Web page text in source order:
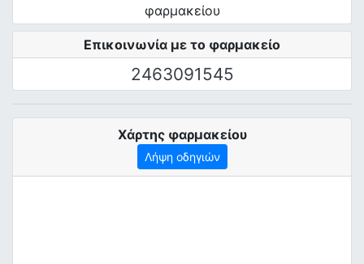
Επικοινωνία με το φαρμακείο
2463091545
φαρμακείου
Χάρτης φαρμακείου
Λήψη οδηγιών